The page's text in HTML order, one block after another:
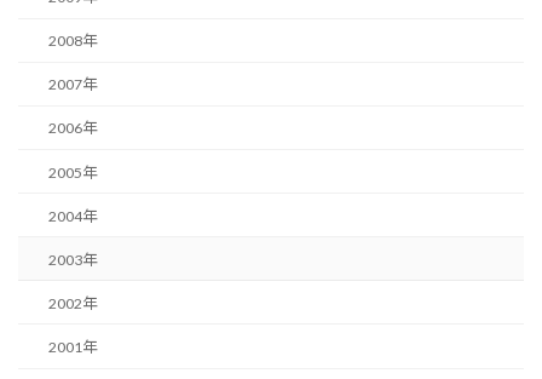
2008年
2007年
2006年
2005年
2004年
2003年
2002年
2001年